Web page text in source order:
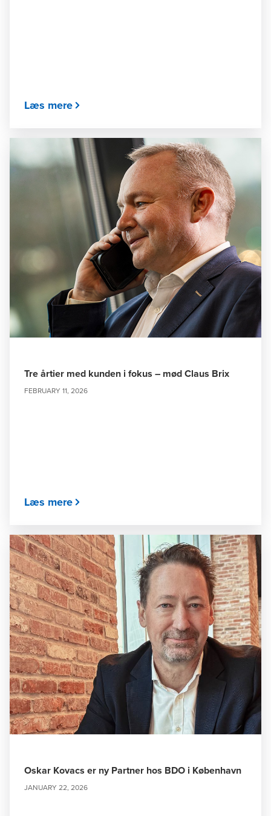
Læs mere
Tre årtier med kunden i fokus – mød Claus Brix
FEBRUARY 11, 2026
Læs mere
Oskar Kovacs er ny Partner hos BDO i København
JANUARY 22, 2026